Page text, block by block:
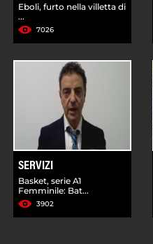
Eboli, furto nella villetta di
...
7026
SERVIZI
Basket, serie A1
Femminile: Bat...
3902